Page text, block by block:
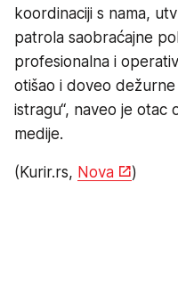
koordinaciji s nama,
patrola saobraćajne
profesionalna i
otišao i doveo
istragu“, naveo je otac
medije.
(Kurir.rs, Nova )